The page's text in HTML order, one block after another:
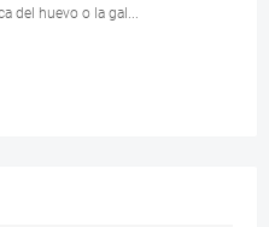
del huevo o la gal...